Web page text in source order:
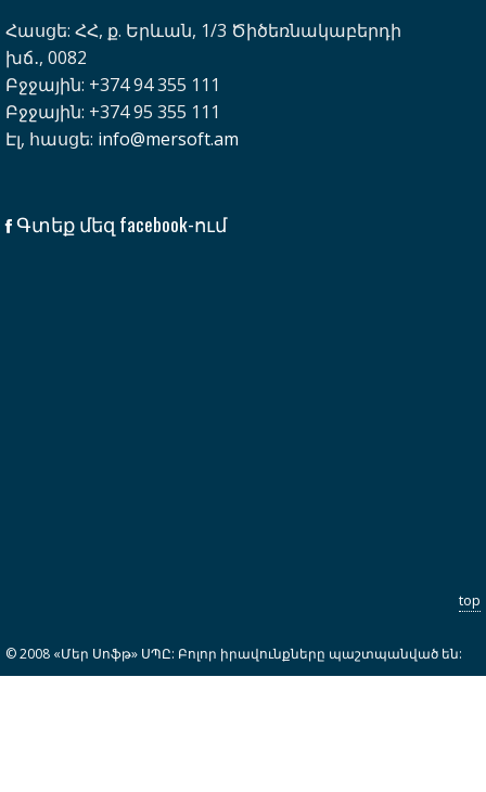
Հասցե: ՀՀ, ք. Երևան, 1/3 Ծիծեռնակաբերդի
խճ․, 0082
Բջջային: +374 94 355 111
Բջջային: +374 95 355 111
Էլ, հասցե: info@mersoft.am
Գտեք մեզ facebook-ում
top
© 2008 «Մեր Սոֆթ» ՍՊԸ: Բոլոր իրավունքները պաշտպանված են: